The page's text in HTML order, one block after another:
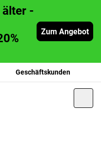
-
Zum Angebot
Geschäftskunden